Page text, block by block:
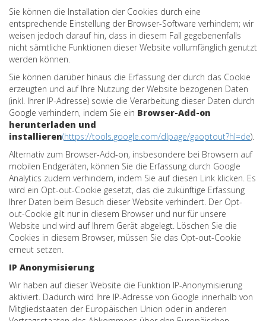
Sie können die Installation der Cookies durch eine
entsprechende Einstellung der Browser-Software verhindern; wir
weisen jedoch darauf hin, dass in diesem Fall gegebenenfalls
nicht sämtliche Funktionen dieser Website vollumfänglich genutzt
werden können.
Sie können darüber hinaus die Erfassung der durch das Cookie
erzeugten und auf Ihre Nutzung der Website bezogenen Daten
(inkl. Ihrer IP-Adresse) sowie die Verarbeitung dieser Daten durch
Google verhindern, indem Sie ein Browser-Add-on
herunterladen und
installieren(https://tools.google.com/dlpage/gaoptout?hl=de).
Alternativ zum Browser-Add-on, insbesondere bei Browsern auf
mobilen Endgeräten, können Sie die Erfassung durch Google
Analytics zudem verhindern, indem Sie auf diesen Link klicken. Es
wird ein Opt-out-Cookie gesetzt, das die zukünftige Erfassung
Ihrer Daten beim Besuch dieser Website verhindert. Der Opt-
out-Cookie gilt nur in diesem Browser und nur für unsere
Website und wird auf Ihrem Gerät abgelegt. Löschen Sie die
Cookies in diesem Browser, müssen Sie das Opt-out-Cookie
erneut setzen.
IP Anonymisierung
Wir haben auf dieser Website die Funktion IP-Anonymisierung
aktiviert. Dadurch wird Ihre IP-Adresse von Google innerhalb von
Mitgliedstaaten der Europäischen Union oder in anderen